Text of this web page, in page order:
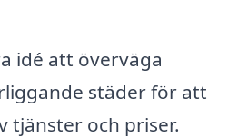
idé att överväga
städer för att
tjänster och priser.